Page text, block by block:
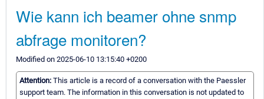
Wie kann ich beamer ohne snmp
abfrage monitoren?
Modified on 2025-06-10 13:15:40 +0200
Attention: This article is a record of a conversation with the Paessler
support team. The information in this conversation is not updated to